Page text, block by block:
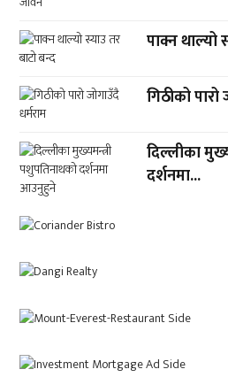
पाक्न थाल्यो
गिठीको पारो
दिल्लीका
दर्शनमा...